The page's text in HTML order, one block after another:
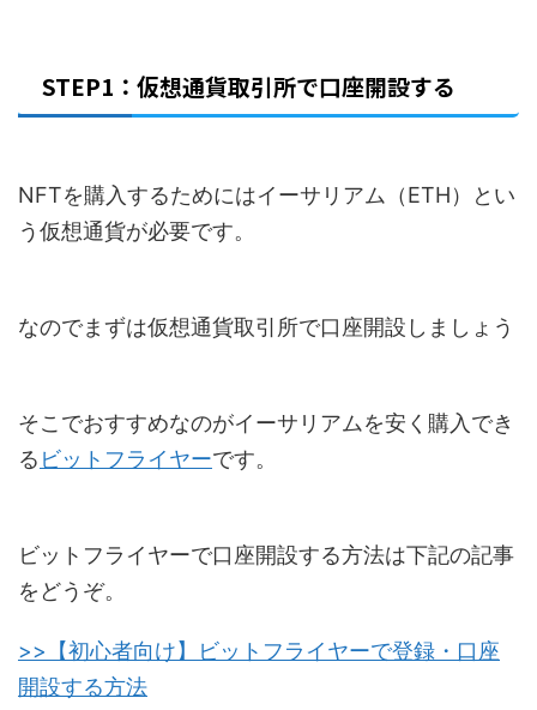
STEP1：仮想通貨取引所で口座開設する
NFTを購入するためにはイーサリアム（ETH）とい
う仮想通貨が必要です。
なのでまずは仮想通貨取引所で口座開設しましょう
そこでおすすめなのがイーサリアムを安く購入でき
る ビットフライヤーです。
ビットフライヤーで口座開設する方法は下記の記事
をどうぞ。
>>【初心者向け】ビットフライヤーで登録・口座
開設する方法